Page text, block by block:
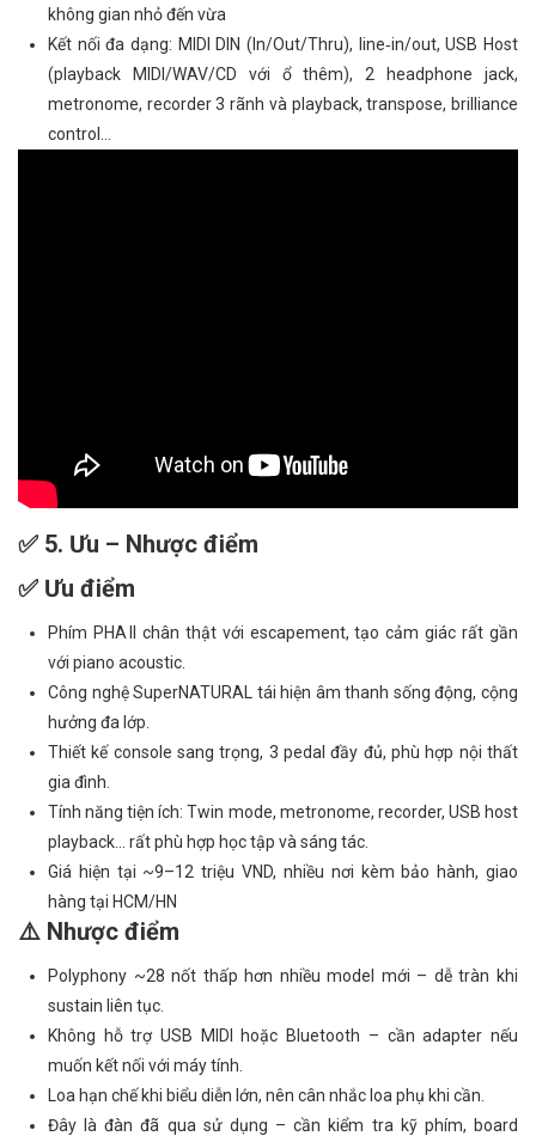
không gian nhỏ đến vừa
Kết nối đa dạng: MIDI DIN (In/Out/Thru), line‑in/out, USB Host
(playback MIDI/WAV/CD với ổ thêm), 2 headphone jack,
metronome, recorder 3 rãnh và playback, transpose, brilliance
control…
✅ 5. Ưu – Nhược điểm
✅ Ưu điểm
Phím PHA II chân thật với escapement, tạo cảm giác rất gần
với piano acoustic.
Công nghệ SuperNATURAL tái hiện âm thanh sống động, cộng
hưởng đa lớp.
Thiết kế console sang trọng, 3 pedal đầy đủ, phù hợp nội thất
gia đình.
Tính năng tiện ích: Twin mode, metronome, recorder, USB host
playback… rất phù hợp học tập và sáng tác.
Giá hiện tại ~9–12 triệu VND, nhiều nơi kèm bảo hành, giao
hàng tại HCM/HN
⚠️ Nhược điểm
Polyphony ~28 nốt thấp hơn nhiều model mới – dễ tràn khi
sustain liên tục.
Không hỗ trợ USB MIDI hoặc Bluetooth – cần adapter nếu
muốn kết nối với máy tính.
Loa hạn chế khi biểu diễn lớn, nên cân nhắc loa phụ khi cần.
Đây là đàn đã qua sử dụng – cần kiểm tra kỹ phím, board